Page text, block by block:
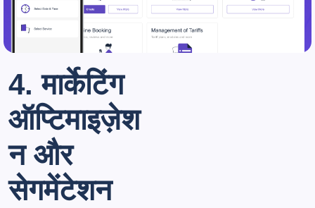
4. मार्केटिंग
ऑप्टिमाइज़ेश
न और
सेगमेंटेशन